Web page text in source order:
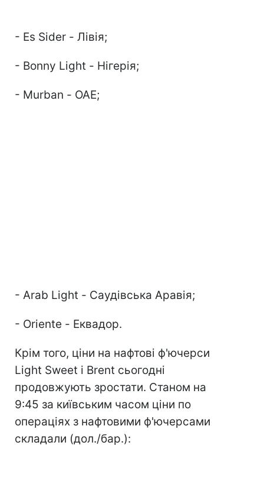
- Es Sider - Лівія;
- Bonny Light - Нігерія;
- Murban - ОАЕ;
- Arab Light - Саудівська Аравія;
- Oriente - Еквадор.
Крім того, ціни на нафтові ф'ючерси
Light Sweet і Brent сьогодні
продовжують зростати. Станом на
9:45 за київським часом ціни по
операціях з нафтовими ф'ючерсами
складали (дол./бар.):